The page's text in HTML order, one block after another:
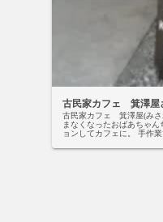
古民家カフェ 箕澤屋
古民家カフェ 箕澤屋(みさ
まなくなったおばあちゃ
ョンしてカフェに。 手作
ゃね？と...